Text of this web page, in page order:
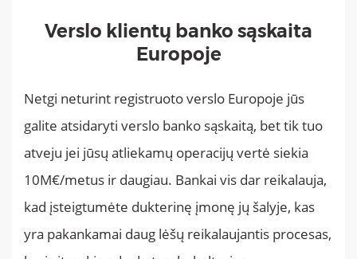
Verslo klientų banko sąskaita
Europoje
Netgi neturint registruoto verslo Europoje jūs
galite atsidaryti verslo banko sąskaitą, bet tik tuo
atveju jei jūsų atliekamų operacijų vertė siekia
10M€/metus ir daugiau. Bankai vis dar reikalauja,
kad įsteigtumėte dukterinę įmonę jų šalyje, kas
yra pakankamai daug lėšų reikalaujantis procesas,